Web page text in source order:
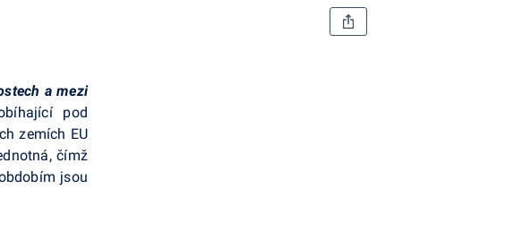
a mezi
pod
zemích EU
čímž
jsou